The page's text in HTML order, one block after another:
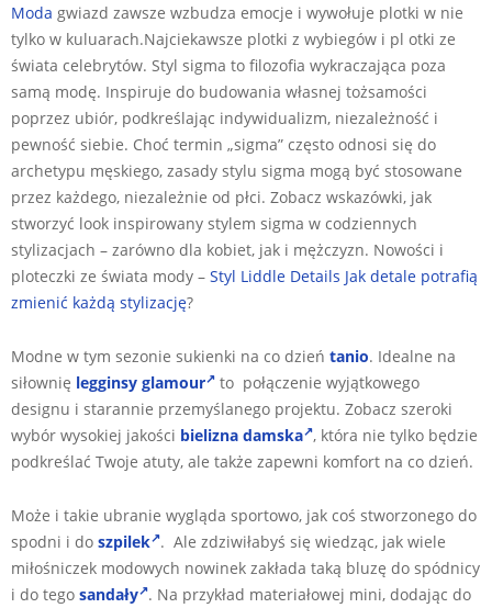
Moda gwiazd zawsze wzbudza emocje i wywołuje plotki w nie
tylko w kuluarach.Najciekawsze plotki z wybiegów i pl otki ze
świata celebrytów. Styl sigma to filozofia wykraczająca poza
samą modę. Inspiruje do budowania własnej tożsamości
poprzez ubiór, podkreślając indywidualizm, niezależność i
pewność siebie. Choć termin „sigma” często odnosi się do
archetypu męskiego, zasady stylu sigma mogą być stosowane
przez każdego, niezależnie od płci. Zobacz wskazówki, jak
stworzyć look inspirowany stylem sigma w codziennych
stylizacjach – zarówno dla kobiet, jak i mężczyzn. Nowości i
ploteczki ze świata mody – Styl Liddle Details Jak detale potrafią
zmienić każdą stylizację?
Modne w tym sezonie sukienki na co dzień tanio. Idealne na
siłownię legginsy glamour
to połączenie wyjątkowego
designu i starannie przemyślanego projektu. Zobacz szeroki
wybór wysokiej jakości bielizna damska , która nie tylko będzie
podkreślać Twoje atuty, ale także zapewni komfort na co dzień.
Może i takie ubranie wygląda sportowo, jak coś stworzonego do
spodni i do szpilek . Ale zdziwiłabyś się wiedząc, jak wiele
miłośniczek modowych nowinek zakłada taką bluzę do spódnicy
i do tego sandały . Na przykład materiałowej mini, dodając do